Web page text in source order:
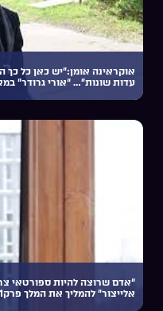
אוקראינה אומן:”יש כאן כל
עדות שונות”… “אורי גרודר” במאי
“אדם שרוצה להיות ספורטאי
אלייצור” להמליך את המלך פרק1מקום בלב